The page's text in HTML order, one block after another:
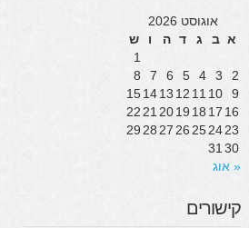
אוגוסט 2026
א ב ג ד ה ו
ש
1
2
3
4
5
6
7
8
9
10
11
12
13
14
15
16
17
18
19
20
21
22
23
24
25
26
27
28
29
30
31
« אוג
קישורים